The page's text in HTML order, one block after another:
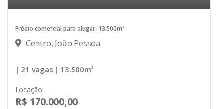
Prédio comercial para alugar, 13.500m²
Centro, João Pessoa
| 21 vagas | 13.500m²
Locação
R$ 170.000,00